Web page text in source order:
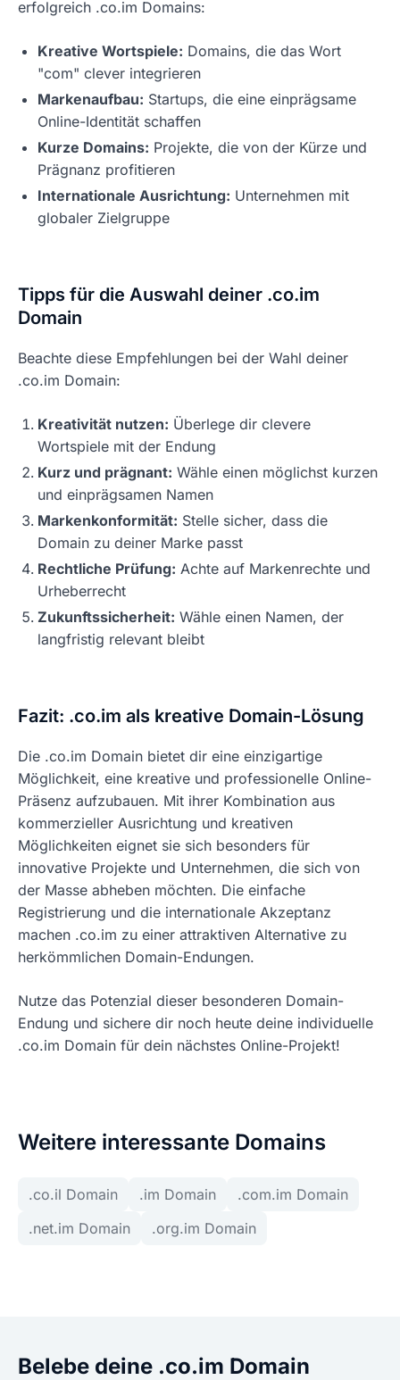
erfolgreich .co.im Domains:
Kreative Wortspiele: Domains, die das Wort
"com" clever integrieren
Markenaufbau: Startups, die eine einprägsame
Online-Identität schaffen
Kurze Domains: Projekte, die von der Kürze und
Prägnanz profitieren
Internationale Ausrichtung: Unternehmen mit
globaler Zielgruppe
Tipps für die Auswahl deiner .co.im
Domain
Beachte diese Empfehlungen bei der Wahl deiner
.co.im Domain:
Kreativität nutzen: Überlege dir clevere
Wortspiele mit der Endung
Kurz und prägnant: Wähle einen möglichst kurzen
und einprägsamen Namen
Markenkonformität: Stelle sicher, dass die
Domain zu deiner Marke passt
Rechtliche Prüfung: Achte auf Markenrechte und
Urheberrecht
Zukunftssicherheit: Wähle einen Namen, der
langfristig relevant bleibt
Fazit: .co.im als kreative Domain-Lösung
Die .co.im Domain bietet dir eine einzigartige
Möglichkeit, eine kreative und professionelle Online-
Präsenz aufzubauen. Mit ihrer Kombination aus
kommerzieller Ausrichtung und kreativen
Möglichkeiten eignet sie sich besonders für
innovative Projekte und Unternehmen, die sich von
der Masse abheben möchten. Die einfache
Registrierung und die internationale Akzeptanz
machen .co.im zu einer attraktiven Alternative zu
herkömmlichen Domain-Endungen.
Nutze das Potenzial dieser besonderen Domain-
Endung und sichere dir noch heute deine individuelle
.co.im Domain für dein nächstes Online-Projekt!
Weitere interessante Domains
.co.il Domain .im Domain
.com.im Domain
.net.im Domain
.org.im Domain
Belebe deine .co.im Domain